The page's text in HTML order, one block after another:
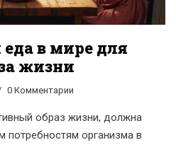
в мире для
жизни
0 Комментарии
образ жизни, должна
потребностям организма в